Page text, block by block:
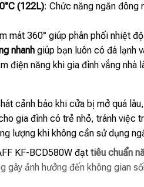
(122L): Chức năng ngăn đông
mát 360° giúp phân phối nhiệt
nhanhgiúp bạn luôn có đá lạnh
điện năng khi gia đình vắng nhà
cảnh báo khi cửa bị mở quá
gia đình có trẻ nhỏ, tránh việc
lượng khi không cần sử dụng
KF-BCD580W đạttiêu chuẩn
gây ảnh hưởng đến không gian